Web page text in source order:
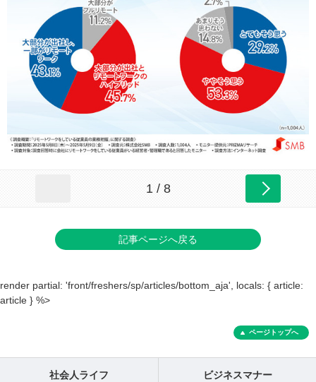
1 / 8
記事ページへ戻る
render partial: 'front/freshers/sp/articles/bottom_aja', locals: { article:
article } %>
ページトップへ
社会人ライフ ビジネスマナー